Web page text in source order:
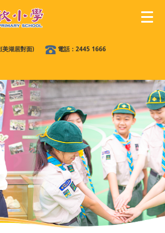
美湖居對面) 電話： 2445 1666